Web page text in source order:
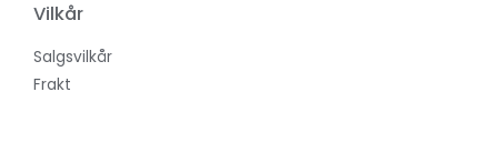
Vilkår
Salgsvilkår
Frakt